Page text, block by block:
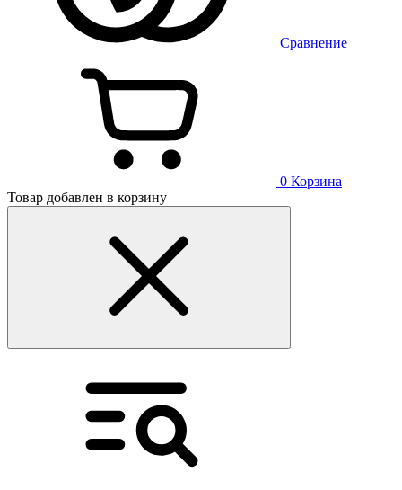
Сравнение
0 Корзина
Товар добавлен в корзину